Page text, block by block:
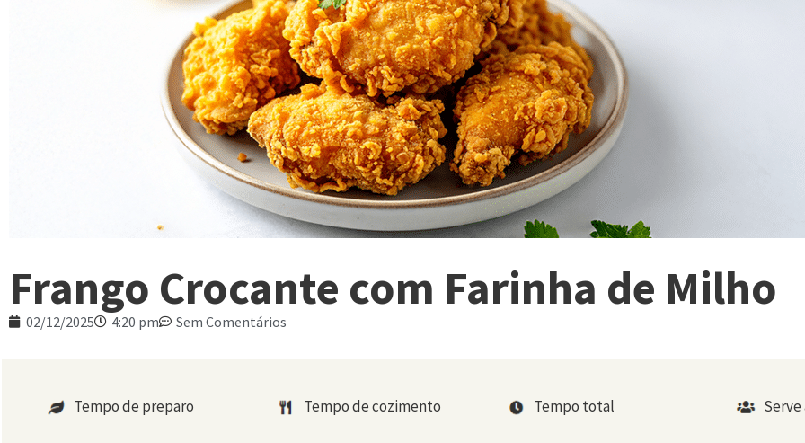
Frango Crocante com Farinha de Milho
02/12/2025 4:20 pm Sem Comentários
Tempo de preparo Tempo de cozimento Tempo total Serve